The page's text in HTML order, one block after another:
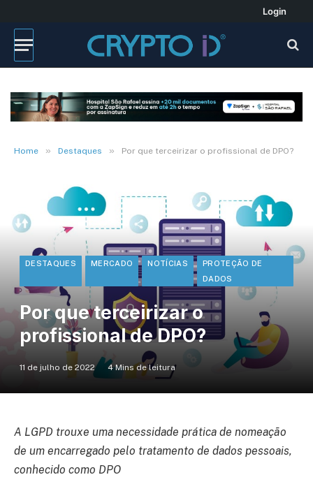
Login
Home » Destaques » Por que terceirizar o profissional de DPO?
DESTAQUES MERCADO NOTÍCIAS
PROTEÇÃO DE
DADOS
Por que terceirizar o
profissional de DPO?
11 de julho de 2022 4 Mins de leitura
A LGPD trouxe uma necessidade prática de nomeação
de um encarregado pelo tratamento de dados pessoais,
conhecido como DPO